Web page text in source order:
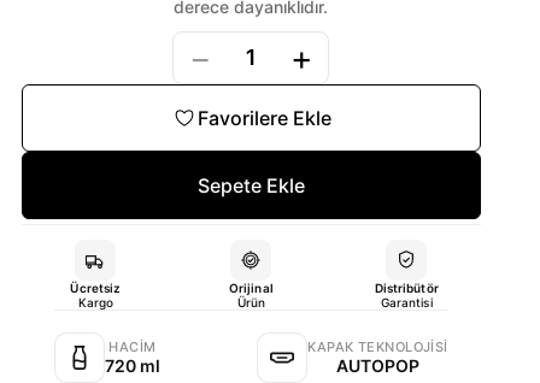
derece dayanıklıdır.
− 1 +
Favorilere Ekle
Sepete Ekle
Ücretsiz
Kargo
Orijinal
Ürün
Distribütör
Garantisi
HACIM
720 ml
KAPAK TEKNOLOJISI
AUTOPOP